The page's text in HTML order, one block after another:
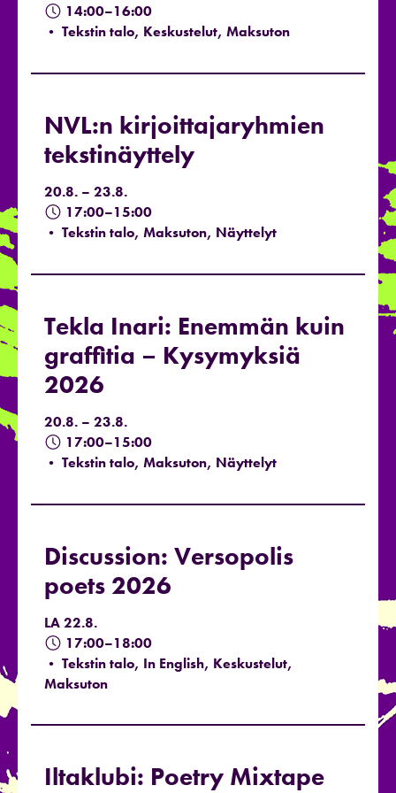
14:00–16:00
• Tekstin talo, Keskustelut, Maksuton
NVL:n kirjoittajaryhmien
tekstinäyttely
20.8. – 23.8.
17:00–15:00
• Tekstin talo, Maksuton, Näyttelyt
Tekla Inari: Enemmän kuin
graffitia – Kysymyksiä
2026
20.8. – 23.8.
17:00–15:00
• Tekstin talo, Maksuton, Näyttelyt
Discussion: Versopolis
poets 2026
LA 22.8.
17:00–18:00
• Tekstin talo, In English, Keskustelut,
Maksuton
Iltaklubi: Poetry Mixtape